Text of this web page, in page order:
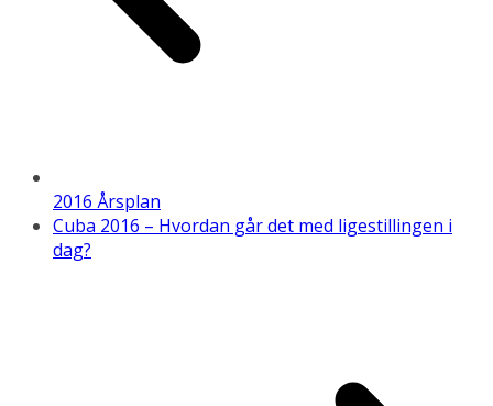
2016 Årsplan
Cuba 2016 – Hvordan går det med ligestillingen i
dag?